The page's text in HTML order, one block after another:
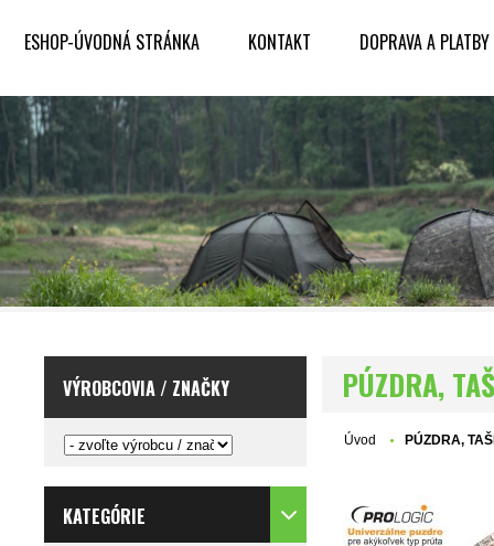
ESHOP-ÚVODNÁ STRÁNKA KONTAKT DOPRAVA A PLATBY
VÝROBCOVIA / ZNAČKY
KATEGÓRIE
PÚZDRA,
Úvod PÚZDRA,